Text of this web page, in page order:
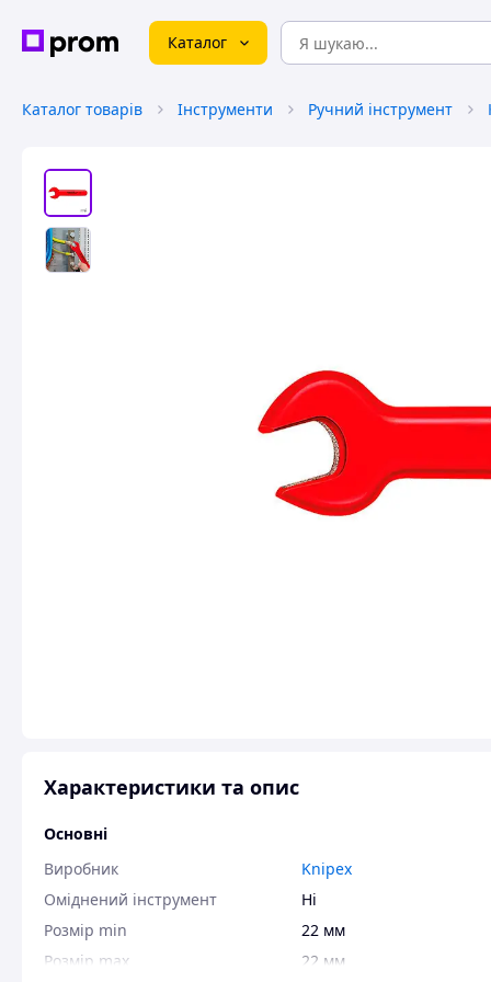
Каталог
Каталог товарів Інструменти Ручний інструмент
Характеристики та опис
Основні
Виробник
Knipex
Оміднений інструмент
Ні
Розмір min
22 мм
Розмір max
22 мм